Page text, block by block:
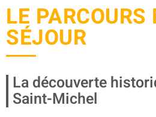
LE PARCOURS
SÉJOUR
La découverte
Saint-Michel